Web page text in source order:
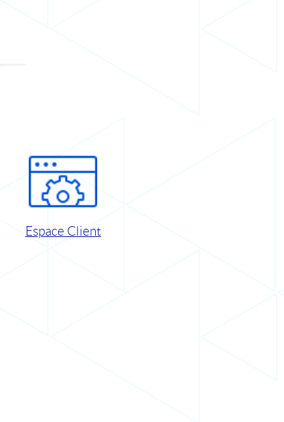
Espace Client